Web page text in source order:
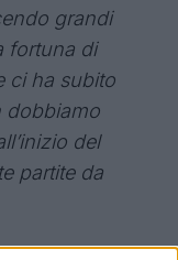
grandi
fortuna di
ci ha subito
dobbiamo
del
partite da